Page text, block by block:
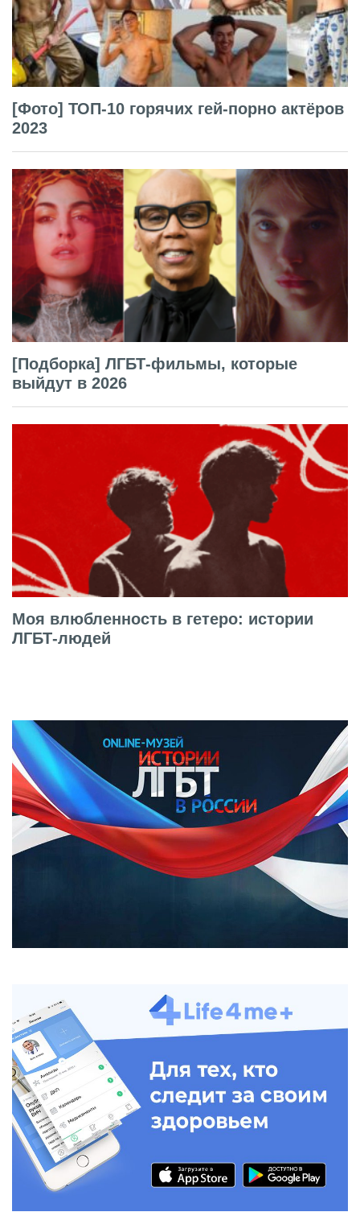
[Фото] ТОП-10 горячих гей-порно актёров
2023
[Подборка] ЛГБТ-фильмы, которые
выйдут в 2026
Моя влюбленность в гетеро: истории
ЛГБТ-людей